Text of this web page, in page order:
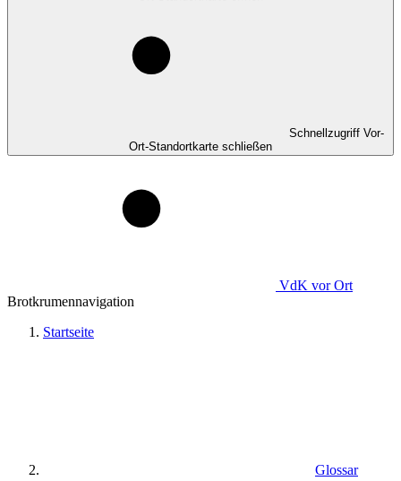
Schnellzugriff Vor-
Ort-Standortkarte schließen
VdK vor Ort
Brotkrumennavigation
Startseite
Glossar